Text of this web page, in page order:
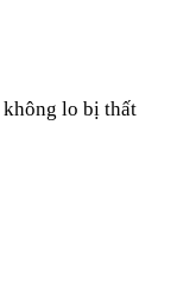
không lo bị thất